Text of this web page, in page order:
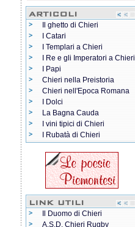
Il ghetto di Chieri
I Catari
I Templari a Chieri
I Re e gli Imperatori a Chieri
I Papi
Chieri nella Preistoria
Chieri nell'Epoca Romana
I Dolci
La Bagna Cauda
I vini tipici di Chieri
I Rubatà di Chieri
Il Duomo di Chieri
A.S.D. Chieri Rugby